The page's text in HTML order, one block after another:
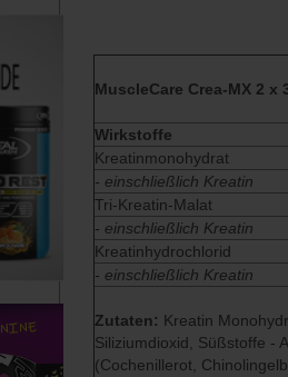
MuscleCare Crea-MX 2 x
Wirkstoffe
Kreatinmonohydrat
- einschließlich Kreatin
Tri-Kreatin-Malat
- einschließlich Kreatin
Kreatinhydrochlorid
- einschließlich Kreatin
Zutaten: Kreatin
Siliziumdioxid, Süßstoffe -
(Cochenillerot,